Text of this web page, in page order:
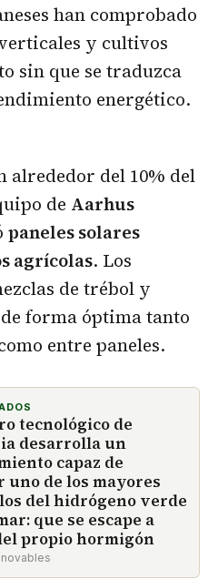
han comprobado
y cultivos
sin que se traduzca
energético.
alrededor del 10% del
de Aarhus
paneles solares
agrícolas. Los
de trébol y
forma óptima tanto
entre paneles.
tecnológico de
desarrolla un
capaz de
uno de los mayores
del hidrógeno verde
que se escape a
propio hormigón